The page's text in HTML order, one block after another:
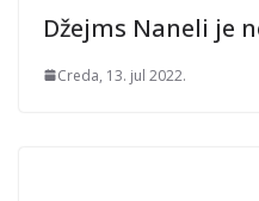
Džejms Naneli je
Creda, 13. jul 2022.